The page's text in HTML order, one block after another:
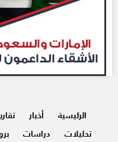
الرئيسية أخبار
تحليلات
دراسات